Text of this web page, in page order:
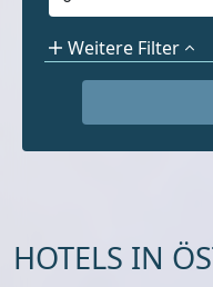
Weitere Filter
HOTELS IN